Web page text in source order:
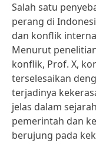
Salah satu
perang di
dan konflik
Menurut
konflik, Prof. X,
terselesaikan
terjadinya
jelas dalam
pemerintah dan
berujung pada